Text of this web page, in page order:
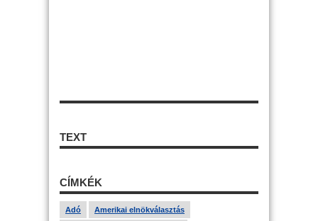
TEXT
CÍMKÉK
Adó Amerikai elnökválasztás